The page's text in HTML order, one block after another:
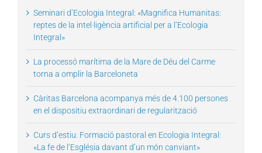
Seminari d’Ecologia Integral: «Magnifica Humanitas:
reptes de la intel·ligència artificial per a l’Ecologia
Integral»
La processó marítima de la Mare de Déu del Carme
torna a omplir la Barceloneta
Càritas Barcelona acompanya més de 4.100 persones
en el dispositiu extraordinari de regularització
Curs d’estiu: Formació pastoral en Ecologia Integral:
«La fe de l’Església davant d’un món canviant»